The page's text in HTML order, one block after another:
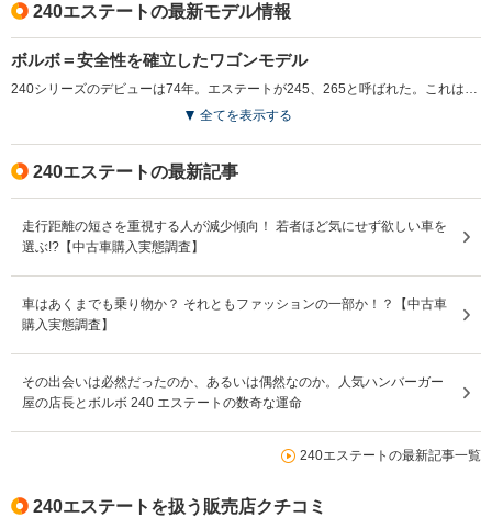
240エステートの最新モデル情報
ボルボ＝安全性を確立したワゴンモデル
全てを表示する
240エステートの最新記事
走行距離の短さを重視する人が減少傾向！ 若者ほど気にせず欲しい車を
選ぶ!?【中古車購入実態調査】
車はあくまでも乗り物か？ それともファッションの一部か！？【中古車
購入実態調査】
その出会いは必然だったのか、あるいは偶然なのか。人気ハンバーガー
屋の店長とボルボ 240 エステートの数奇な運命
240エステートの最新記事一覧
240エステートを扱う販売店クチコミ